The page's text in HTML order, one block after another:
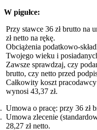
W pigułce:
Przy stawce 36 zł brutto na
zł netto na rękę.
Obciążenia podatkowo-
Twojego wieku i
Zawsze sprawdzaj, czy
brutto, czy netto przed
Całkowity koszt
wynosi 43,37 zł.
Umowa o pracę: przy 36 zł
Umowa zlecenie
28,27 zł netto.